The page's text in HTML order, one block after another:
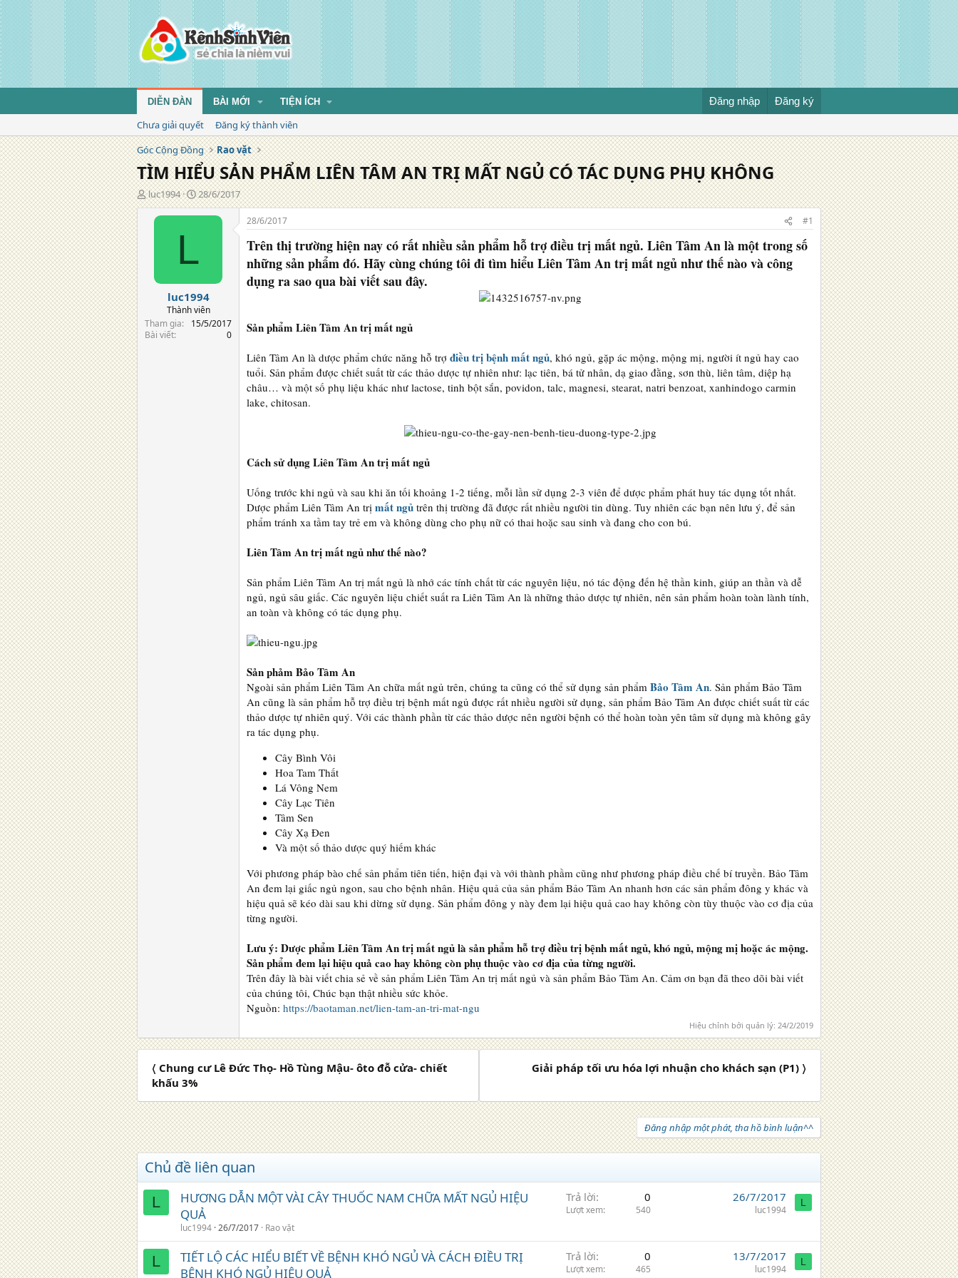
DIỄN ĐÀN BÀI MỚI TIỆN ÍCH Đăng nhập Đăng ký
Chưa giải quyết
Đăng ký thành viên
Góc Cộng Đồng
Rao vặt
TÌM HIỂU SẢN PHẨM LIÊN TÂM AN TRỊ MẤT NGỦ CÓ TÁC DỤNG PHỤ KHÔNG
T
á
luc1994
N
g
à
ă
g
28/6/2017
L
luc1994
Thành viên
Tham gia
15/5/2017
Bài viết
0
28/6/2017 #1
Trên thị trường hiện nay có rất nhiều sản phẩm hỗ trợ điều trị mất ngủ. Liên Tâm An là một trong số
những sản phẩm đó. Hãy cùng chúng tôi đi tìm hiểu Liên Tâm An trị mất ngủ như thế nào và công
dụng ra sao qua bài viết sau đây.
Sản phẩm Liên Tâm An trị mất ngủ
Liên Tâm An là dược phẩm chức năng hỗ trợ điều trị bệnh mất ngủ, khó ngủ, gặp ác mộng, mộng mị, người ít ngủ hay cao
tuổi. Sản phẩm được chiết suất từ các thảo dược tự nhiên như: lạc tiên, bá tử nhân, dạ giao đằng, sơn thù, liên tâm, diệp hạ
châu… và một số phụ liệu khác như lactose, tinh bột sắn, povidon, talc, magnesi, stearat, natri benzoat, xanhindogo carmin
lake, chitosan.
Cách sử dụng Liên Tâm An trị mất ngủ
Uống trước khi ngủ và sau khi ăn tối khoảng 1-2 tiếng, mỗi lần sử dụng 2-3 viên để dược phẩm phát huy tác dụng tốt nhất.
Dược phẩm Liên Tâm An trị mất ngủ trên thị trường đã được rất nhiều người tin dùng. Tuy nhiên các bạn nên lưu ý, để sản
phẩm tránh xa tầm tay trẻ em và không dùng cho phụ nữ có thai hoặc sau sinh và đang cho con bú.
Liên Tâm An trị mất ngủ như thế nào?
Sản phẩm Liên Tâm An trị mất ngủ là nhớ các tính chất từ các nguyên liệu, nó tác động đến hệ thần kinh, giúp an thần và dễ
ngủ, ngủ sâu giấc. Các nguyên liệu chiết suất ra Liên Tâm An là những thảo dược tự nhiên, nên sản phẩm hoàn toàn lành tính,
an toàn và không có tác dụng phụ.
Sản phảm Bảo Tâm An
Ngoài sản phẩm Liên Tâm An chữa mất ngủ trên, chúng ta cũng có thể sử dụng sản phẩm Bảo Tâm An. Sản phẩm Bảo Tâm
An cũng là sản phẩm hỗ trợ điều trị bệnh mất ngủ được rất nhiều người sử dụng, sản phẩm Bảo Tâm An được chiết suất từ các
thảo dược tự nhiên quý. Với các thành phần từ các thảo dược nên người bệnh có thể hoàn toàn yên tâm sử dụng mà không gây
ra tác dụng phụ.
Cây Bình Vôi
Hoa Tam Thất
Lá Vông Nem
Cây Lạc Tiên
Tâm Sen
Cây Xạ Đen
Và một số thảo dược quý hiếm khác
Với phương pháp bào chế sản phẩm tiên tiến, hiện đại và với thành phầm cũng như phương pháp điều chế bí truyền. Bảo Tâm
An đem lại giấc ngủ ngon, sau cho bệnh nhân. Hiệu quả của sản phẩm Bảo Tâm An nhanh hơn các sản phẩm đông y khác và
hiệu quả sẽ kéo dài sau khi dừng sử dụng. Sản phẩm đông y này đem lại hiệu quả cao hay không còn tùy thuộc vào cơ địa của
từng người.
Lưu ý: Dược phẩm Liên Tâm An trị mất ngủ là sản phẩm hỗ trợ điều trị bệnh mất ngủ, khó ngủ, mộng mị hoặc ác mộng.
Sản phẩm đem lại hiệu quả cao hay không còn phụ thuộc vào cơ địa của từng người.
Trên đây là bài viết chia sẻ về sản phẩm Liên Tâm An trị mất ngủ và sản phẩm Bảo Tâm An. Cảm ơn bạn đã theo dõi bài viết
của chúng tôi, Chúc bạn thật nhiều sức khỏe.
Nguồn: https://baotaman.net/lien-tam-an-tri-mat-ngu
Hiệu chỉnh bởi quản lý: 24/2/2019
〈 Chung cư Lê Đức Thọ- Hồ Tùng Mậu- ôto đỗ cửa- chiết
khấu 3%
Giải pháp tối ưu hóa lợi nhuận cho khách sạn (P1) 〉
Đăng nhập một phát, tha hồ bình luận^^
Chủ đề liên quan
L
HƯƠNG DẪN MỘT VÀI CÂY THUỐC NAM CHỮA MẤT NGỦ HIỆU
QUẢ
luc1994 26/7/2017 Rao vặt
Trả lời 0
Lượt xem 540
26/7/2017
luc1994
L
L
TIẾT LỘ CÁC HIỂU BIẾT VỀ BỆNH KHÓ NGỦ VÀ CÁCH ĐIỀU TRỊ
BỆNH KHÓ NGỦ HIỆU QUẢ
Trả lời 0
Lượt xem 465
13/7/2017
luc1994
L